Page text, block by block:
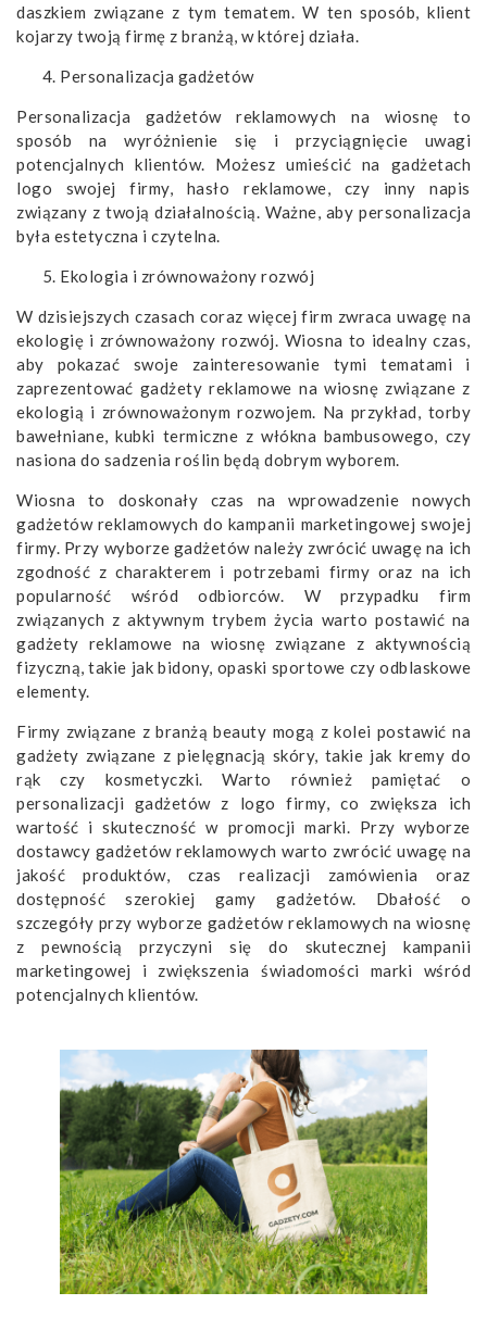
daszkiem związane z tym tematem. W ten sposób, klient
kojarzy twoją firmę z branżą, w której działa.
Personalizacja gadżetów
Personalizacja gadżetów reklamowych na wiosnę to
sposób na wyróżnienie się i przyciągnięcie uwagi
potencjalnych klientów. Możesz umieścić na gadżetach
logo swojej firmy, hasło reklamowe, czy inny napis
związany z twoją działalnością. Ważne, aby personalizacja
była estetyczna i czytelna.
Ekologia i zrównoważony rozwój
W dzisiejszych czasach coraz więcej firm zwraca uwagę na
ekologię i zrównoważony rozwój. Wiosna to idealny czas,
aby pokazać swoje zainteresowanie tymi tematami i
zaprezentować gadżety reklamowe na wiosnę związane z
ekologią i zrównoważonym rozwojem. Na przykład, torby
bawełniane, kubki termiczne z włókna bambusowego, czy
nasiona do sadzenia roślin będą dobrym wyborem.
Wiosna to doskonały czas na wprowadzenie nowych
gadżetów reklamowych do kampanii marketingowej swojej
firmy. Przy wyborze gadżetów należy zwrócić uwagę na ich
zgodność z charakterem i potrzebami firmy oraz na ich
popularność wśród odbiorców. W przypadku firm
związanych z aktywnym trybem życia warto postawić na
gadżety reklamowe na wiosnę związane z aktywnością
fizyczną, takie jak bidony, opaski sportowe czy odblaskowe
elementy.
Firmy związane z branżą beauty mogą z kolei postawić na
gadżety związane z pielęgnacją skóry, takie jak kremy do
rąk czy kosmetyczki. Warto również pamiętać o
personalizacji gadżetów z logo firmy, co zwiększa ich
wartość i skuteczność w promocji marki. Przy wyborze
dostawcy gadżetów reklamowych warto zwrócić uwagę na
jakość produktów, czas realizacji zamówienia oraz
dostępność szerokiej gamy gadżetów. Dbałość o
szczegóły przy wyborze gadżetów reklamowych na wiosnę
z pewnością przyczyni się do skutecznej kampanii
marketingowej i zwiększenia świadomości marki wśród
potencjalnych klientów.